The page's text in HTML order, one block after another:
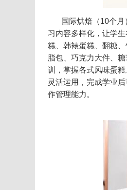
国际烘焙（10个
习内容多样化，让学
糕、韩裱蛋糕、翻糖
脂包、巧克力大件、
训，掌握各式风味蛋
灵活运用，完成学业
作管理能力。